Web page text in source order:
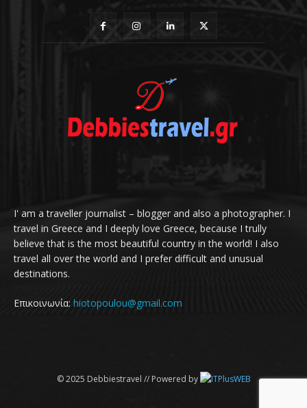
I' am a traveller journalist – blogger and also a photographer. I
travel in Greece and I deeply love Greece, because I trully
believe that is the most beautiful country in the world! I also
travel all over the world and I prefer difficult and unusual
destinations.
Επικοινωνία: hiotopoulou@gmail.com
© 2025 Debbiestravel // Powered by